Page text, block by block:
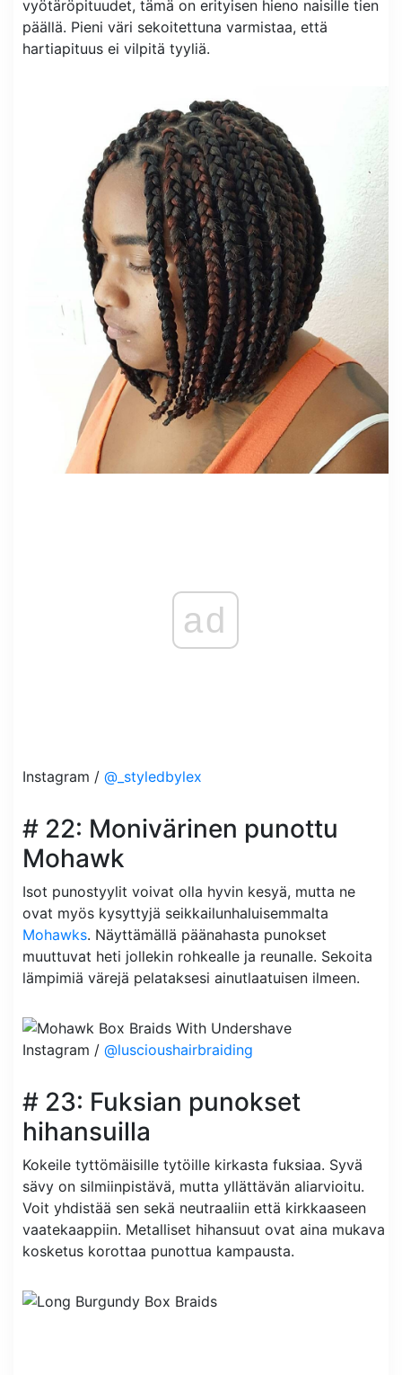
vyötäröpituudet, tämä on erityisen hieno naisille tien
päällä. Pieni väri sekoitettuna varmistaa, että
hartiapituus ei vilpitä tyyliä.
ad
Instagram / @_styledbylex
# 22: Monivärinen punottu
Mohawk
Isot punostyylit voivat olla hyvin kesyä, mutta ne
ovat myös kysyttyjä seikkailunhaluisemmalta
Mohawks. Näyttämällä päänahasta punokset
muuttuvat heti jollekin rohkealle ja reunalle. Sekoita
lämpimiä värejä pelataksesi ainutlaatuisen ilmeen.
Instagram / @luscioushairbraiding
# 23: Fuksian punokset
hihansuilla
Kokeile tyttömäisille tytöille kirkasta fuksiaa. Syvä
sävy on silmiinpistävä, mutta yllättävän aliarvioitu.
Voit yhdistää sen sekä neutraaliin että kirkkaaseen
vaatekaappiin. Metalliset hihansuut ovat aina mukava
kosketus korottaa punottua kampausta.